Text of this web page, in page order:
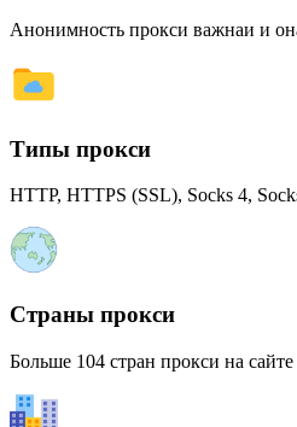
Анонимность прокси важнаи и
Типы прокси
HTTP, HTTPS (SSL), Socks 4,
Страны прокси
Больше 104 стран прокси на